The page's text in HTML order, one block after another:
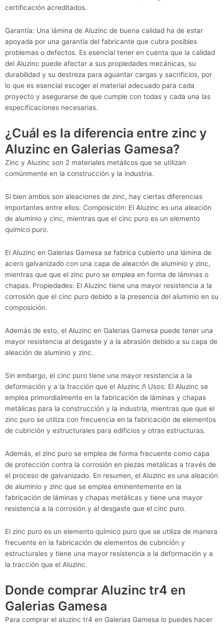
certificación acreditados.
Garantía: Una lámina de Aluzinc de buena calidad ha de estar
apoyada por una garantía del fabricante que cubra posibles
problemas o defectos. Es esencial tener en cuenta que la calidad
del Aluzinc puede afectar a sus propiedades mecánicas, su
durabilidad y su destreza para aguantar cargas y sacrificios, por
lo que es esencial escoger el material adecuado para cada
proyecto y asegurarse de que cumple con todas y cada una las
especificaciones necesarias.
¿Cuál es la diferencia entre zinc y
Aluzinc en Galerias Gamesa?
Zinc y Aluzinc son 2 materiales metálicos que se utilizan
comúnmente en la construcción y la industria.
Si bien ambos son aleaciones de zinc, hay ciertas diferencias
importantes entre ellos: Composición: El Aluzinc es una aleación
de aluminio y cinc, mientras que el cinc puro es un elemento
químico puro.
El Aluzinc en Galerias Gamesa se fabrica cubierto una lámina de
acero galvanizado con una capa de aleación de aluminio y zinc,
mientras que que el zinc puro se emplea en forma de láminas o
chapas. Propiedades: El Aluzinc tiene una mayor resistencia a la
corrosión que el cinc puro debido a la presencia del aluminio en su
composición.
Además de esto, el Aluzinc en Galerias Gamesa puede tener una
mayor resistencia al desgaste y a la abrasión debido a su capa de
aleación de aluminio y zinc.
Sin embargo, el cinc puro tiene una mayor resistencia a la
deformación y a la tracción que el Aluzinc.ñ Usos: El Aluzinc se
emplea primordialmente en la fabricación de láminas y chapas
metálicas para la construcción y la industria, mientras que que el
zinc puro se utiliza con frecuencia en la fabricación de elementos
de cubrición y estructurales para edificios y otras estructuras.
Además, el zinc puro se emplea de forma frecuente como capa
de protección contra la corrosión en piezas metálicas a través de
el proceso de galvanizado. En resumen, el Aluzinc es una aleación
de aluminio y zinc que se emplea eminentemente en la
fabricación de láminas y chapas metálicas y tiene una mayor
resistencia a la corrosión y al desgaste que el cinc puro.
El zinc puro es un elemento químico puro que se utiliza de manera
frecuente en la fabricación de elementos de cubrición y
estructurales y tiene una mayor resistencia a la deformación y a
la tracción que el Aluzinc.
Donde comprar Aluzinc tr4 en
Galerias Gamesa
Para comprar el aluzinc tr4 en Galerias Gamesa lo puedes hacer